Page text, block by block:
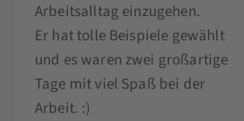
Arbeitsalltag einzugehen.
Er hat tolle Beispiele gewählt
und es waren zwei großartige
Tage mit viel Spaß bei der
Arbeit. :)